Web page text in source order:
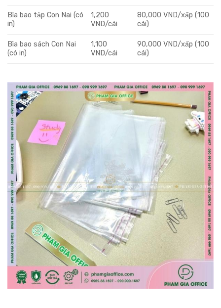
Bìa bao tập Con Nai (có
in)
1,200
VND/cái
80,000 VND/xấp (100
cái)
Bìa bao sách Con Nai
(có in)
1,100
VND/cái
90,000 VND/xấp (100
cái)